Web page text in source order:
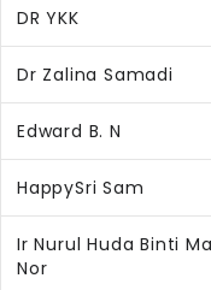
DR YKK
Dr Zalina Samadi
Edward B. N
HappySri Sam
Ir Nurul Huda Binti
Nor